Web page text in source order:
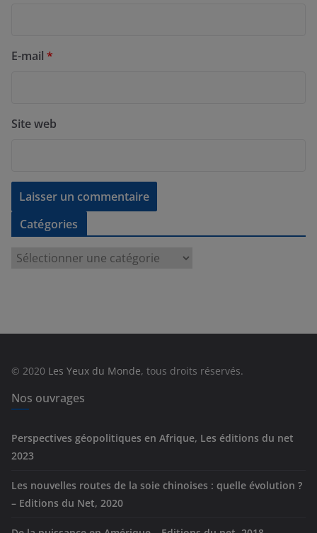
E-mail *
Site web
Catégories
e
© 2020 Les Yeux du Monde, tous droits réservés.
Nos ouvrages
Perspectives géopolitiques en Afrique, Les éditions du net
2023
Les nouvelles routes de la soie chinoises : quelle évolution ?
– Editions du Net, 2020